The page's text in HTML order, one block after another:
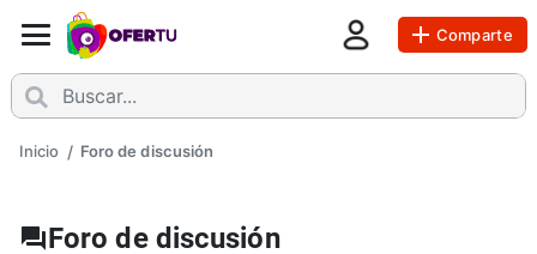
Comparte
Inicio / Foro de discusión
Foro de discusión